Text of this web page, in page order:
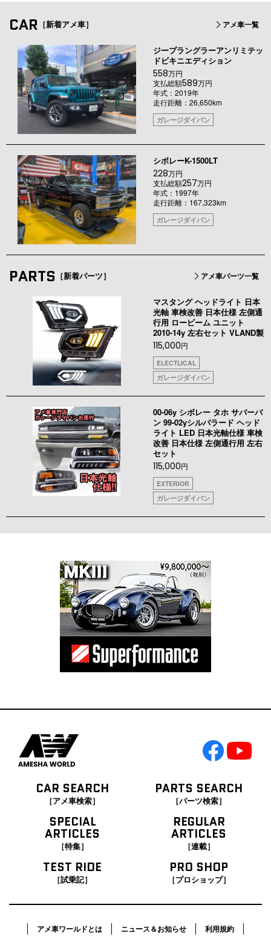
CAR ［新着アメ車］ アメ車一覧
ジープラングラーアンリミテッ
ドビキニエディション
558万円
支払総額589万円
年式：2019年
走行距離：26,650km
ガレージダイバン
シボレーK-1500LT
228万円
支払総額257万円
年式：1997年
走行距離：167,323km
ガレージダイバン
PARTS ［新着パーツ］ アメ車パーツ一覧
マスタング ヘッドライト 日本
光軸 車検改善 日本仕様 左側通
行用 ロービーム ユニット
2010-14y 左右セット VLAND製
115,000円
ELECTLICAL
ガレージダイバン
00-06y シボレー タホ サバーバ
ン 99-02yシルバラード ヘッド
ライト LED 日本光軸仕様 車検
改善 日本仕様 左側通行用 左右
セット
115,000円
EXTERIOR
ガレージダイバン
CAR SEARCH
［アメ車検索］
PARTS SEARCH
［パーツ検索］
SPECIAL
ARTICLES
［特集］
REGULAR
ARTICLES
［連載］
TEST RIDE
［試乗記］
PRO SHOP
［プロショップ］
アメ車ワールドとは ニュース＆お知らせ 利用規約